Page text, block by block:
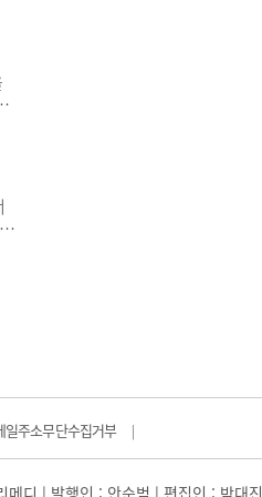
일주소무단수집거부 |
디 | 발행인 : 안순범 | 편집인 : 박대진